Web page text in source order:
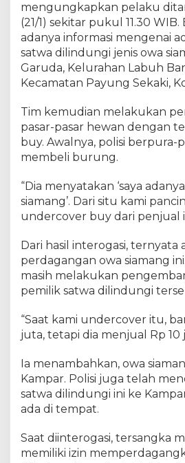
mengungkapkan pelaku
(21/1) sekitar pukul 11.30
adanya informasi mengenai
satwa dilindungi jenis owa
Garuda, Kelurahan Labuh
Kecamatan Payung Sekaki,
Tim kemudian melakukan
pasar-pasar hewan dengan
buy. Awalnya, polisi berpura-
membeli burung.
“Dia menyatakan ‘saya
siamang’. Dari situ kami
undercover buy dari penjual
Dari hasil interogasi, ternyata
perdagangan owa siamang
masih melakukan
pemilik satwa dilindungi
“Saat kami undercover itu,
juta, tetapi dia menjual Rp 10
Ia menambahkan, owa
Kampar. Polisi juga telah
satwa dilindungi ini ke
ada di tempat.
Saat diinterogasi, tersangka
memiliki izin